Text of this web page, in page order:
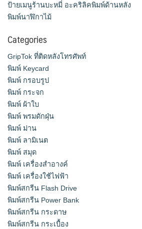
ป้ายเมนูร้านบะหมี่ อะคริลิคพิมพ์ด้านหลัง
พิมพ์นาฬิกาไม้
Categories
GripTok ที่ติดหลังโทรศัพท์
พิมพ์ Keycard
พิมพ์ กรอบรูป
พิมพ์ กระจก
พิมพ์ ผ้าใบ
พิมพ์ พรมดักฝุ่น
พิมพ์ ม่าน
พิมพ์ ลามิเนต
พิมพ์ สมุด
พิมพ์ เครื่องสําอางค์
พิมพ์ เครื่องใช้ไฟฟ้า
พิมพ์สกรีน Flash Drive
พิมพ์สกรีน Power Bank
พิมพ์สกรีน กระดาษ
พิมพ์สกรีน กระเบื้อง